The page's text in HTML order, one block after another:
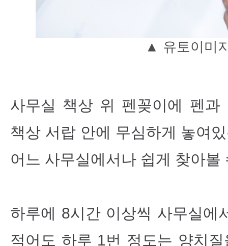
▲ 유토이미
사무실 책상 위 펜꽂이에 펜과
책상 서랍 안에 무심하게 놓여
어느 사무실에서나 쉽게 찾아볼
하루에 8시간 이상씩 사무실에
적어도 하루 1번 정도는 양치